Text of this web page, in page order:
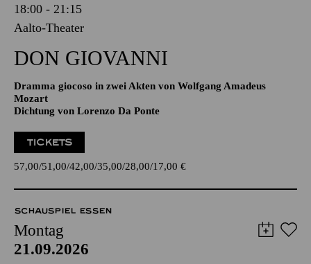
18:00 - 21:15
Aalto-Theater
DON GIO­VANNI
Dramma giocoso in zwei Akten von Wolfgang Amadeus
Mozart
Dichtung von Lorenzo Da Ponte
TICKETS
57,00 51,00 42,00 35,00 28,00 17,00 €
SCHAUSPIEL ESSEN
Montag
21.09.2026